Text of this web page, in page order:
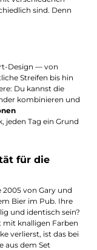
sind. Denn
Design — von
Streifen bis hin
Du kannst die
kombinieren und
jeden Tag ein Grund
für die
von Gary und
Bier im Pub. Ihre
und identisch sein?
mit knalligen Farben
verlierst, ist das bei
aus dem Set